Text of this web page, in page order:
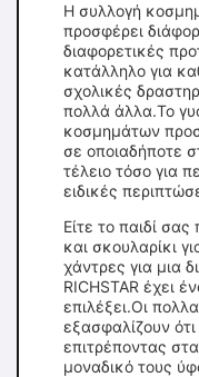
Η συλλογή
προσφέρει
διαφορετικές
κατάλληλο για
σχολικές
πολλά άλλα.Το
κοσμημάτων
σε οποιαδήποτε
τέλειο τόσο για
ειδικές
Είτε το παιδί
και σκουλαρίκι
χάντρες για μια
RICHSTAR έχει
επιλέξει.Οι
εξασφαλίζουν
επιτρέποντας
μοναδικό τους